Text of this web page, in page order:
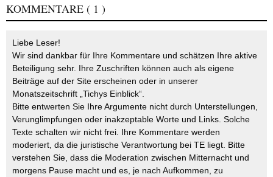
KOMMENTARE ( 1 )
Liebe Leser!
Wir sind dankbar für Ihre Kommentare und schätzen Ihre aktive
Beteiligung sehr. Ihre Zuschriften können auch als eigene
Beiträge auf der Site erscheinen oder in unserer
Monatszeitschrift „Tichys Einblick“.
Bitte entwerten Sie Ihre Argumente nicht durch Unterstellungen,
Verunglimpfungen oder inakzeptable Worte und Links. Solche
Texte schalten wir nicht frei. Ihre Kommentare werden
moderiert, da die juristische Verantwortung bei TE liegt. Bitte
verstehen Sie, dass die Moderation zwischen Mitternacht und
morgens Pause macht und es, je nach Aufkommen, zu